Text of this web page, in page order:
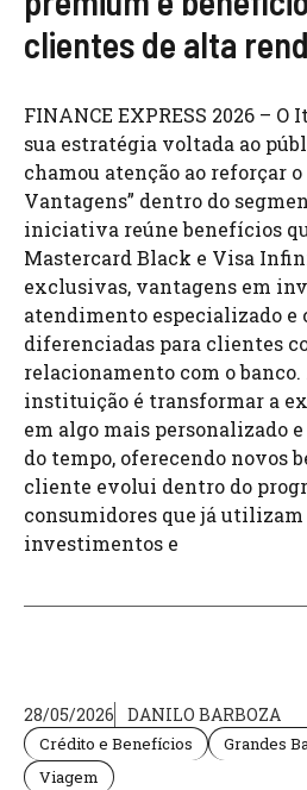
clientes de alta
FINANCE EXPRESS 2026 –
sua estratégia voltada ao
chamou atenção ao reforçar
Vantagens” dentro do
iniciativa reúne benefícios
Mastercard Black e Visa
exclusivas, vantagens em
atendimento especializado e
diferenciadas para clientes
relacionamento com o banco.
instituição é transformar a
em algo mais personalizado
do tempo, oferecendo novos
cliente evolui dentro do
consumidores que já
investimentos e
28/05/2026 DANILO BARBOZA
Crédito e Benefícios Grandes
Viagem